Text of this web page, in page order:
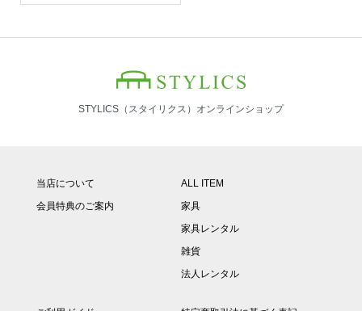
STYLICS（スタイリクス）オンラインショップ
当店について
会員特典のご案内
ALL ITEM
家具
家具レンタル
雑貨
法人レンタル